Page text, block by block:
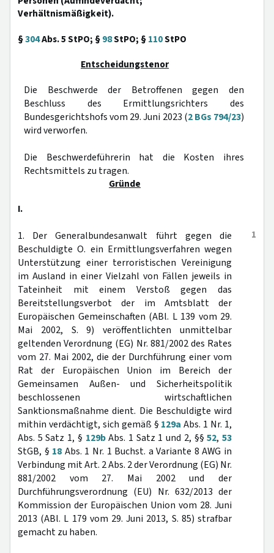
Verhältnismäßigkeit).
§304Abs. 5 StPO; §98StPO; §110StPO
Entscheidungstenor
Die Beschwerde der Betroffenen gegen den
Beschluss des Ermittlungsrichters des
Bundesgerichtshofs vom 29. Juni 2023 (2 BGs 794/23)
wird verworfen.
Die Beschwerdeführerin hat die Kosten ihres
Rechtsmittels zu tragen.
Gründe
I.
1
1. Der Generalbundesanwalt führt gegen die
Beschuldigte O. ein Ermittlungsverfahren wegen
Unterstützung einer terroristischen Vereinigung
im Ausland in einer Vielzahl von Fällen jeweils in
Tateinheit mit einem Verstoß gegen das
Bereitstellungsverbot der im Amtsblatt der
Europäischen Gemeinschaften (ABl. L 139 vom 29.
Mai 2002, S. 9) veröffentlichten unmittelbar
geltenden Verordnung (EG) Nr. 881/2002 des Rates
vom 27. Mai 2002, die der Durchführung einer vom
Rat der Europäischen Union im Bereich der
Gemeinsamen Außen- und Sicherheitspolitik
beschlossenen wirtschaftlichen
Sanktionsmaßnahme dient. Die Beschuldigte wird
mithin verdächtigt, sich gemäß § 129a Abs. 1 Nr. 1,
Abs. 5 Satz 1, § 129bAbs. 1 Satz 1 und 2, §§52,53
StGB, § 18 Abs. 1 Nr. 1 Buchst. a Variante 8 AWG in
Verbindung mit Art. 2 Abs. 2 der Verordnung (EG) Nr.
881/2002 vom 27. Mai 2002 und der
Durchführungsverordnung (EU) Nr. 632/2013 der
Kommission der Europäischen Union vom 28. Juni
2013 (ABl. L 179 vom 29. Juni 2013, S. 85) strafbar
gemacht zu haben.